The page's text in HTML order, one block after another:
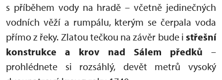
s příběhem vody na hradě – včetně jedinečných
vodních věží a rumpálu, kterým se čerpala voda
přímo z řeky. Zlatou tečkou na závěr bude i střešní
konstrukce a krov nad Sálem předků –
prohlédnete si rozsáhlý, devět metrů vysoký